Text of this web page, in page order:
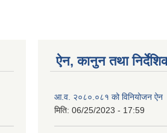
ऐन, कानुन तथा
आ.व. २०८०.०८१ को विनियोजन ऐन
मिति: 06/25/2023 - 17:59